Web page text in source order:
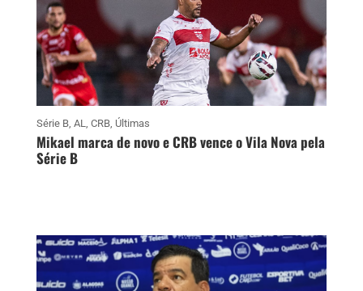
Série B, AL, CRB, Últimas
Mikael marca de novo e CRB vence o Vila Nova pela
Série B